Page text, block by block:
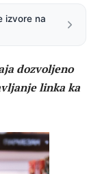
izvore na
dozvoljeno
linka ka